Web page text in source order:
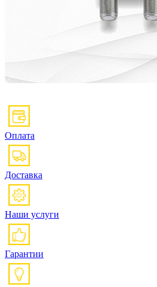
Оплата
Доставка
Наши услуги
Гарантии